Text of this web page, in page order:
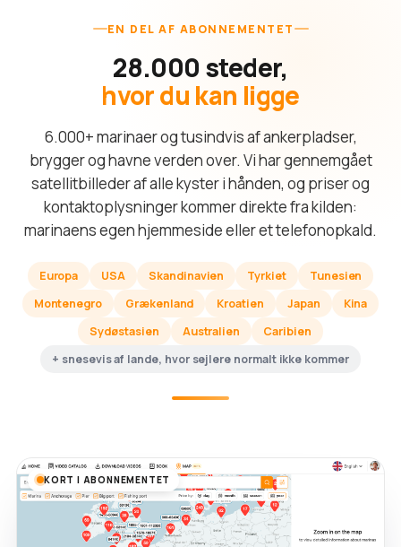
EN DEL AF ABONNEMENTET
28.000 steder,
hvor du kan ligge
6.000+ marinaer og tusindvis af ankerpladser,
brygger og havne verden over. Vi har gennemgået
satellitbilleder af alle kyster i hånden, og priser og
kontaktoplysninger kommer direkte fra kilden:
marinaens egen hjemmeside eller et telefonopkald.
Europa USA Skandinavien Tyrkiet
Tunesien
Montenegro
Grækenland Kroatien Japan
Kina
Sydøstasien
Australien
Caribien
+ snesevis af lande, hvor sejlere normalt ikke kommer
KORT I ABONNEMENTET